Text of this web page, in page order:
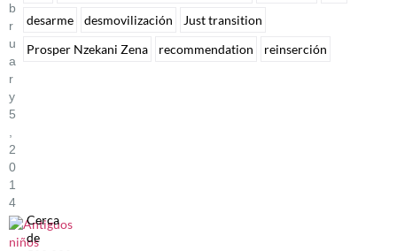
B
R
U
A
R
Y
5
2
0
1
4
Cerca
de
desarme
desmovilización
Just transition
Prosper Nzekani Zena
recommendation reinserción